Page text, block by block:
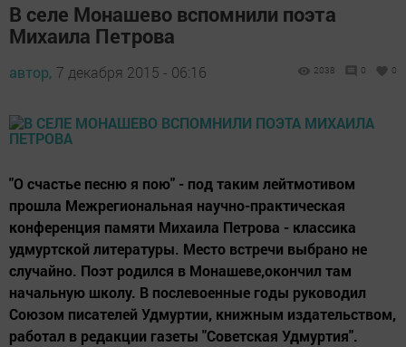
В селе Монашево вспомнили поэта
Михаила Петрова
автор, 7 декабря 2015 - 06:16 2038 0 0
"О счастье песню я пою" - под таким лейтмотивом
прошла Межрегиональная научно-практическая
конференция памяти Михаила Петрова - классика
удмуртской литературы. Место встречи выбрано не
случайно. Поэт родился в Монашеве,окончил там
начальную школу. В послевоенные годы руководил
Союзом писателей Удмуртии, книжным издательством,
работал в редакции газеты "Советская Удмуртия".